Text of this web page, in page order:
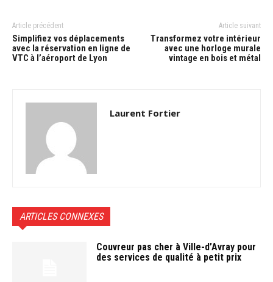
Article précédent
Simplifiez vos déplacements
avec la réservation en ligne de
VTC à l’aéroport de Lyon
Article suivant
Transformez votre intérieur
avec une horloge murale
vintage en bois et métal
Laurent Fortier
ARTICLES CONNEXES
Couvreur pas cher à Ville-d’Avray pour
des services de qualité à petit prix